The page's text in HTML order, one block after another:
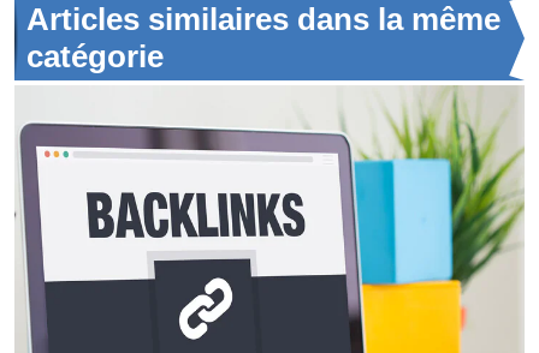
Articles similaires dans la même
catégorie